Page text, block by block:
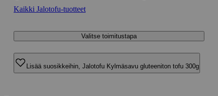
Kaikki Jalotofu-tuotteet
Valitse toimitustapa
Lisää suosikkeihin, Jalotofu Kylmäsavu gluteeniton tofu 300g